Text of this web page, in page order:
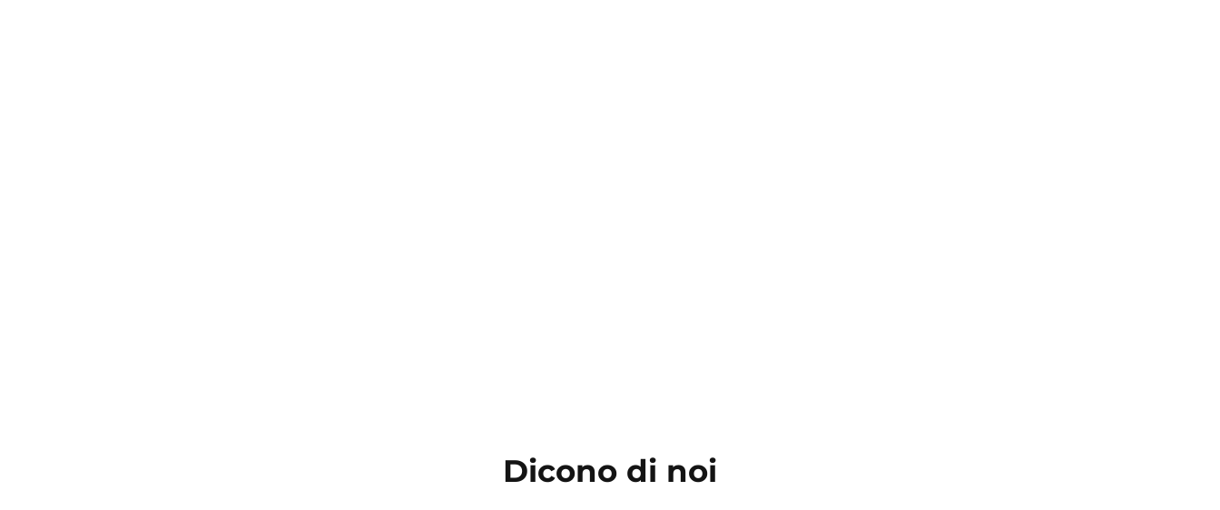
Dicono di noi